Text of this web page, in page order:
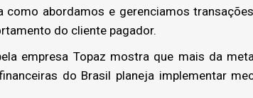
abordamos e gerenciamos
do cliente pagador.
empresa Topaz mostra que mais da
do Brasil planeja implementar